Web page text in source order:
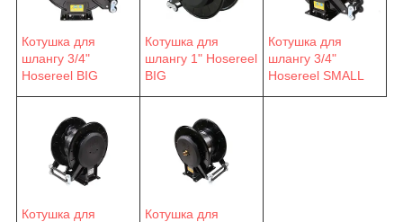
Котушка для
шлангу 3/4"
Hosereel BIG
Котушка для
шлангу 1" Hosereel
BIG
Котушка для
шлангу 3/4"
Hosereel SMALL
Котушка для
Котушка для